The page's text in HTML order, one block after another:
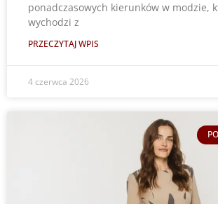
ponadczasowych kierunków w modzie,
wychodzi z
PRZECZYTAJ WPIS
4 czerwca 2026